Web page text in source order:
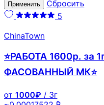
Применить
Сбросить
5
ChinaTown
⭐РАБОТА 1600р. за
ФАСОВАННЫЙ МК⭐
от 1000₽ / 3г